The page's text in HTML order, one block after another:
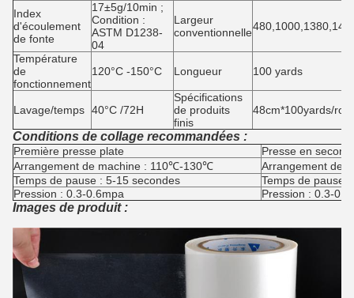
Index
d'écoulement
de fonte
17±5g/10min ;
Condition :
ASTM D1238-
04
Largeur
conventionnelle
Température
de
fonctionnement
120°C -150°C Longueur 100 yards
Lavage/temps 40°C /72H
Spécifications
de produits
finis
48cm*100yards/roll
Conditions de collage recommandées :
Première presse plate
Presse en
Arrangement de machine : 110℃-130℃
Arrangement de
Temps de pause : 5-15 secondes
Temps de pause
Pression : 0.3-0.6mpa
Pression : 0.3-
Images de produit :